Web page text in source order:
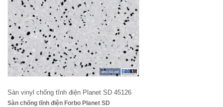
Sàn vinyl chống tĩnh điện Planet SD 45126
Sàn chống tĩnh điện Forbo Planet SD